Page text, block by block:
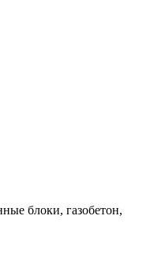
блоки, газобетон,